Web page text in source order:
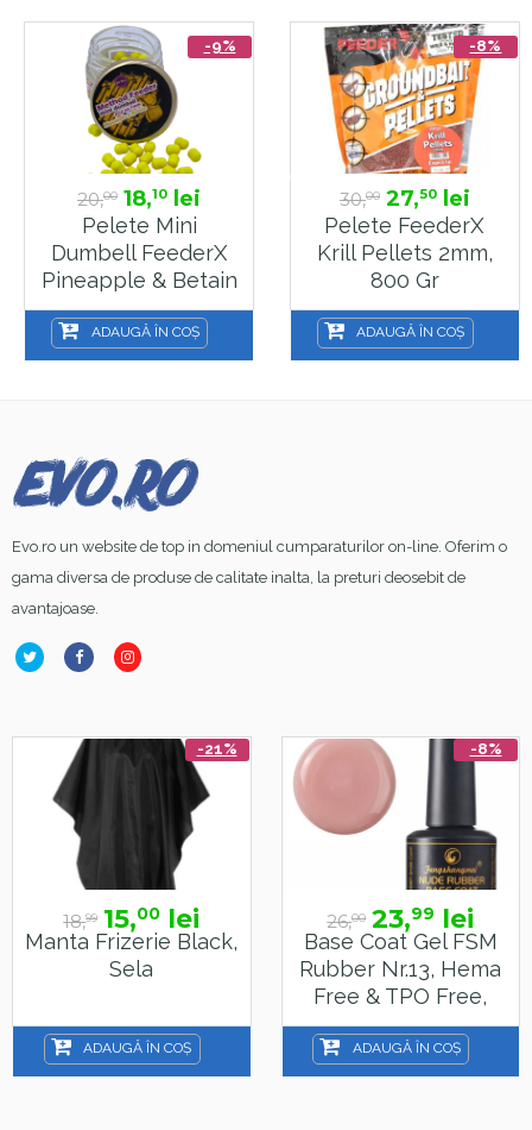
-9%
20,00 18,10 lei
Pelete Mini
Dumbell FeederX
Pineapple & Betain
5x7mm, 10 G
ADAUGĂ ÎN COȘ
-8%
30,00 27,50lei
Pelete FeederX
Krill Pellets 2mm,
800 Gr
ADAUGĂ ÎN COȘ
Evo.ro un website de top in domeniul cumparaturilor on-line. Oferim o
gama diversa de produse de calitate inalta, la preturi deosebit de
avantajoase.
-21%
18,99 15,00 lei
Manta Frizerie Black,
Sela
ADAUGĂ ÎN COȘ
-8%
26,00 23,99 lei
Base Coat Gel FSM
Rubber Nr.13, Hema
Free & TPO Free,
15ml
ADAUGĂ ÎN COȘ